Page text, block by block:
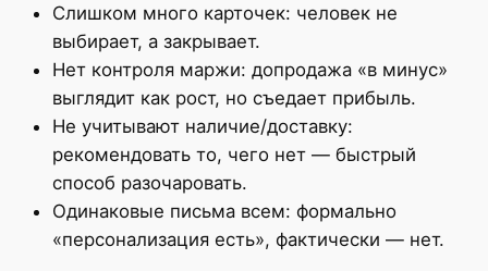
Слишком много карточек: человек не
выбирает, а закрывает.
Нет контроля маржи: допродажа «в минус»
выглядит как рост, но съедает прибыль.
Не учитывают наличие/доставку:
рекомендовать то, чего нет — быстрый
способ разочаровать.
Одинаковые письма всем: формально
«персонализация есть», фактически — нет.